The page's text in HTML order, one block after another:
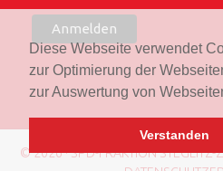
Diese Webseite verwendet
zur Optimierung der
zur Auswertung von
Verstanden
© 2026 · SPD-FRAKTION STEGLITZ-